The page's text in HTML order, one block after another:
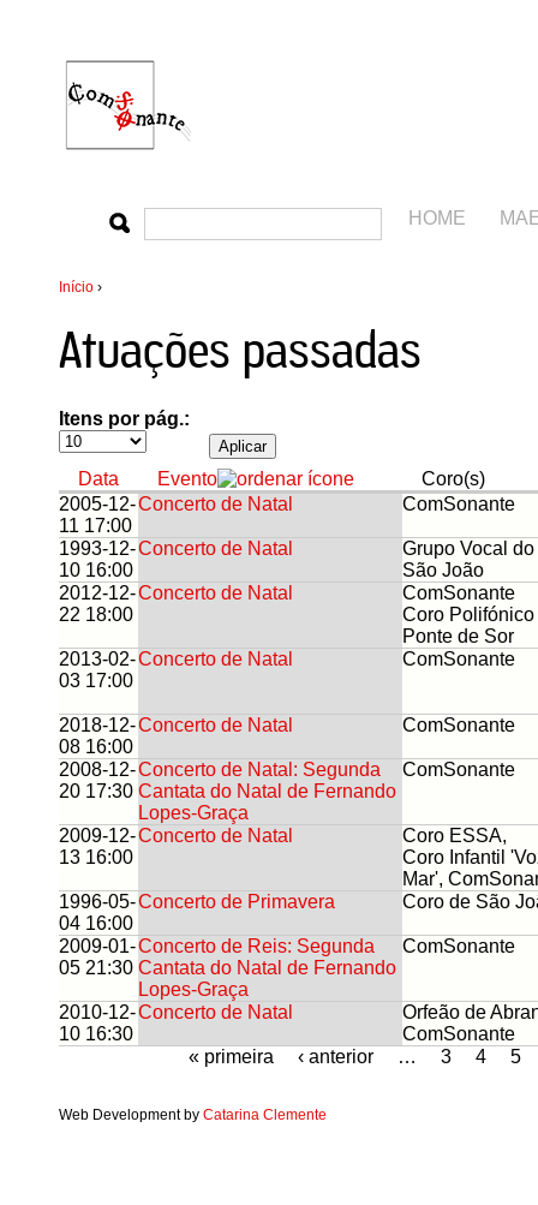
HOME
Início ›
Atuações passadas
Itens por pág.:
Data Evento
Coro(s)
2005-12-
11 17:00
Concerto de Natal ComSonante
1993-12-
10 16:00
Concerto de Natal
Grupo Vocal
São João
2012-12-
22 18:00
Concerto de Natal
ComSonante
Coro Polifónico
Ponte de Sor
2013-02-
03 17:00
Concerto de Natal ComSonante
2018-12-
08 16:00
Concerto de Natal ComSonante
2008-12-
20 17:30
Concerto de Natal: Segunda
Cantata do Natal de Fernando
Lopes-Graça
ComSonante
2009-12-
13 16:00
Concerto de Natal
Coro ESSA,
Coro Infantil
Mar',
1996-05-
04 16:00
Concerto de Primavera Coro de São
2009-01-
05 21:30
Concerto de Reis: Segunda
Cantata do Natal de Fernando
Lopes-Graça
ComSonante
2010-12-
10 16:30
Concerto de Natal
Orfeão de
ComSonante
« primeira
‹ anterior … 3 4 5
Web Development by Catarina Clemente